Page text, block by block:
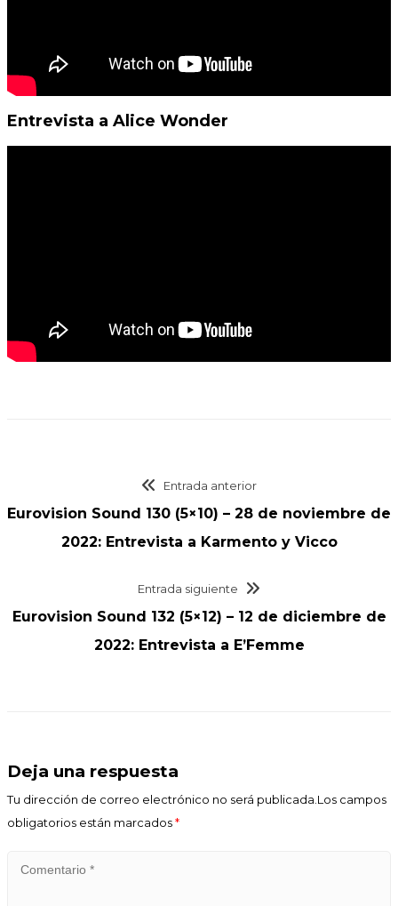
Entrevista a Alice Wonder
Entrada anterior
Eurovision Sound 130 (5×10) – 28 de noviembre de
2022: Entrevista a Karmento y Vicco
Entrada siguiente
Eurovision Sound 132 (5×12) – 12 de diciembre de
2022: Entrevista a E’Femme
Deja una respuesta
Tu dirección de correo electrónico no será publicada.Los campos
obligatorios están marcados*